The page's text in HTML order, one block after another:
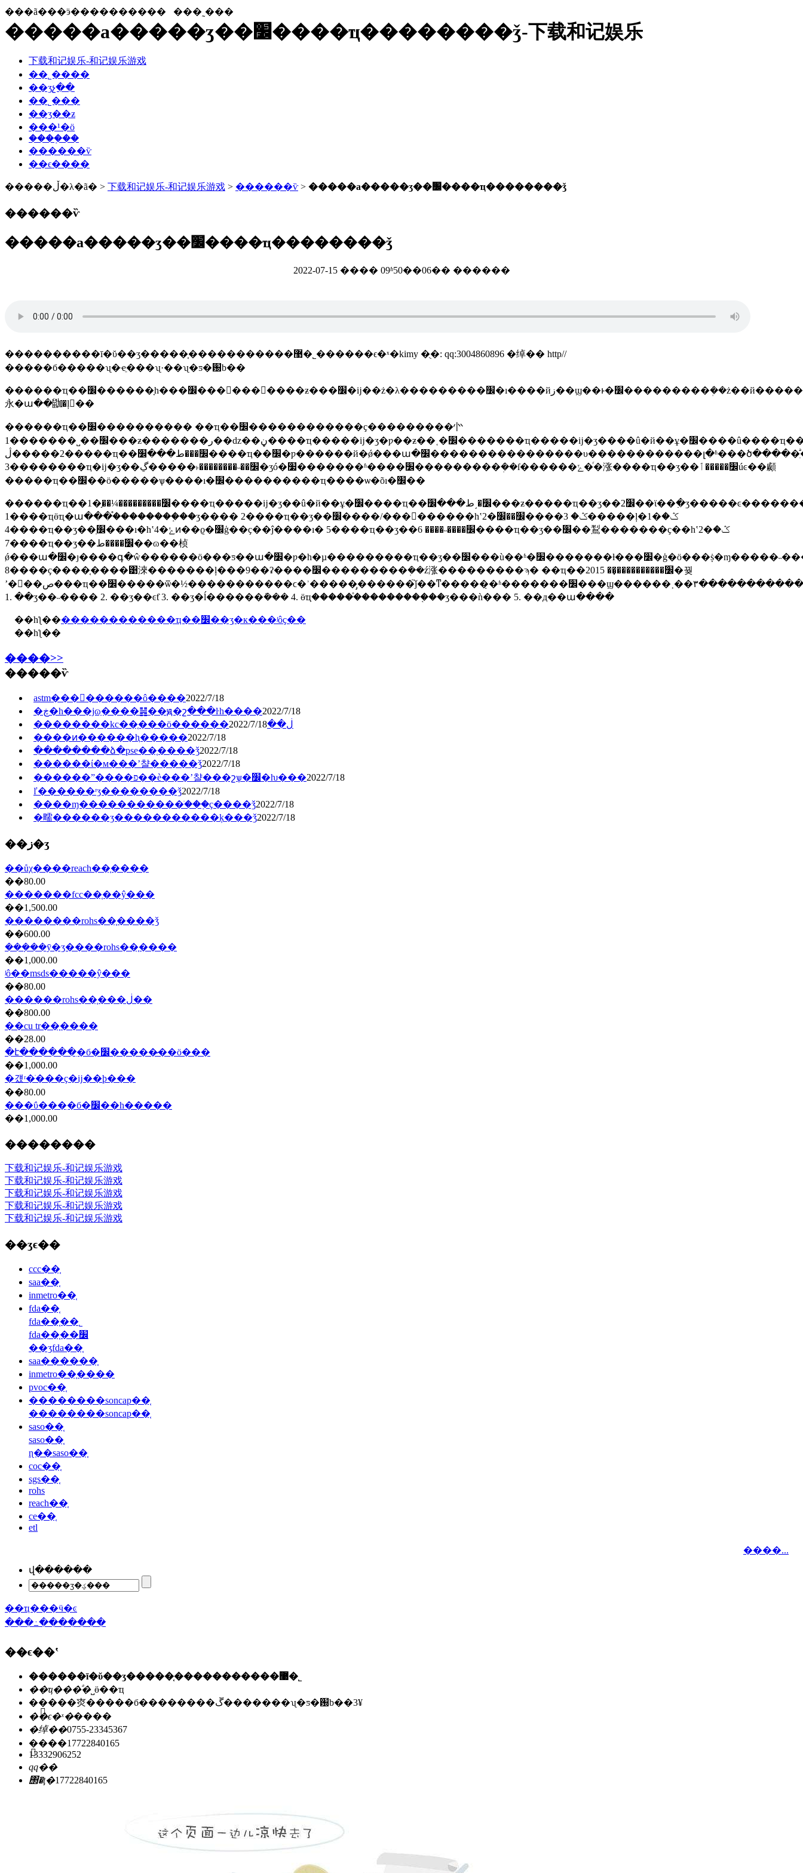
���ã���ӭ���������� ���˷���
�����а�����ʒ��׼����ҵ��������ǯ-下载和记娱乐
下载和记娱乐-和记娱乐游戏
��˾����
��ʒչ��
��˾���
��ʒ��ƶ
���¹�ӧ
����֤��
������ѷ
��ϵ����
�����ڵ�λ�ã� > 下载和记娱乐-和记娱乐游戏 > ������ѷ> �����а�����ʒ��׼����ҵ��������ǯ
������ѷ
�����а�����ʒ��׼����ҵ��������ǯ
2022-07-15 ���� 09ʱ50��06�� ������
����������ī�ῠ��ʒ�����֤�����������޹�˾������ϵ�ˣ�kimy �ֻ�: qq:3004860896 �绰�� http//
�����б�����ʯ�ҽֵ���ʯ·��ʯ�ƽ�԰b��
������ҵ��׼������ָһ���׼���䷢���󣬸����ƶ���׼�ĳ��ż�λ���������׼�ı����йز��ϣ��ͱ�׼���������ܲ��ż��й��������ܲ��ŵ
永�ա��鿼�ļ��
������ҵ��׼���������� ��ҵ��׼������������ҫ���������㣺
1�������˽��׼���ƶ�������ر��ǳ��ڼ����ҵ�����ĳ�ʒ�ƿ��ƶ��˱�׼�������ҵ�����ĳ�ʒ����û�й��ұ�׼����û����ҵ��׼��ҳû���ƶ���ҵ��׼���Ϳ��լල��������ҵ��������ҵ��׼������
2�����ڷ�����ҵ��׼���ط���׼����ҵ��׼�ƿ������й�ǿ���ա�׼����������������υ������������լ�ʱ���ծ�����ִֹͣ����ӧ�ı�׼��
3��������ҵ�ĳ�ʒ��׼��˵��������˫�����ڲ�ʒó�׷�������ʱ����׼���������ܲ��ſ������ݺ�ͬ�涨����ҵ��ʒ��׼�����ٲúͼ��顣
�����ҵ��׼��ӧ�����ѱ����ı�׼����������ҵ����ѡ�õı�׼��
������ҵ��׼���������¼��֣�1����ҵ�����ĳ�ʒ��û�й��ұ�׼����ҵ��׼�͵ط���׼���ƶ�����ҵ��ʒ��׼2��ϊ��߲�ʒ�����ͼ����������ƶ������ڹ��ұ�׼����ҵ��׼��ط���׼����ҵ��ʒ��׼3���թ��ұ�׼����ҵ��׼��ѡ��򲹳�ı�׼4�����ա���װ���ʒ�ͷ�����׼5����������ӫ��еĺ�����׼�͹�����׼��ҵ���ύ�ĳ��ϣ�
1����ҵӫҵִ�ա���֯��������֤��ӡ���� 2����ҵ��ʒ��׼����/���󱸰������һʽ2�ݣ� 3����׼��׼�����ļ�1�ݣ�
4����ҵ��ʒ��׼ֽ���ı�һʽ4�ݺͷ��ϱ�׼ģ��ҫ��ĵ����ı� 5����ҵ��ʒ��׼����˵���� 6����ҵ��ʒ��׼��鵥�������ҫ��һʽ2�ݣ�
7����ҵ��ʒ��׼����ط��ɷ��桢
ǿ���ա�׼�ȷ����գ�ŵ������ӧ���ƽ��ա�׼�ƿ�һ�µ���������ҵ��ʒ��׼���ù��ʱ�׼�������ƚ���׼�ģ�ӧ���ṩ�ɱ�����˵���ͳ��ϣ�
8����ҫ����֤����͹淶�������ļ���9��ʡ����׼���������ܲ��ź涨���������ϡ� ��ҵ��׼�����������̣� 2015�꿪
ʼ�󣬸��ص���ҵ��׼�����ѿ�½�����������ϲ�ʾ�����̡������֮ǰ��ͳ�����̣�ʱ�������׼���ϣ������˲��٣�������������£�
1. ��ʒ��˵���� 2. ��ʒ��ͼƭ 3. ��ʒ�ĺ������ܽ��� 4. ӫҵִ������֯��������֤��ӡ���ǹ��� 5. ��д��ա����
��һƪ��
������������ҵ��׼��ʒִ�к���ʲôҫ��
��һƪ��
����>>
�����ѷ
astm���򿪼������ô����2022/7/18
�ڿ�һ���ϳɷַ����䷽��ԭ�շ���ŀһ����2022/7/18
��������kc��֤���ö������ڶ��2022/7/18
����ͷ������ⱨ�����2022/7/18
��������ձ�pse��֤����ǯ2022/7/18
������ί�м���ʼ챨�����ǯ2022/7/18
������ˮ����פ��è���ʼ챨���շѱ�׼�ƕ���2022/7/18
ľ������ʳʒ��������ǯ2022/7/18
����ɱ�����������ֺ���֤ҫ����ǯ2022/7/18
�㽭������ʒ�����������ķ���ǯ2022/7/18
��ز�ʒ
��ůχ����reach��֤����
��80.00
�������fcc��֤��ŷ���
��1,500.00
��������rohs��֤����ǯ
��600.00
���ܼ��ȳ�ʒ����rohs��֤����
��1,000.00
ʲô��msds�����ŷ���
��80.00
������rohs��֤���ڶ��
��800.00
��cu tr��֤����
��28.00
�է������ִ�б�׼�����̷��ö���
��1,000.00
�걨ʳ�ֺ���ҫ�ĳ��ϸ���
��80.00
���ΰ���ִ�б�׼��һ�����
��1,000.00
��������
下载和记娱乐-和记娱乐游戏
下载和记娱乐-和记娱乐游戏
下载和记娱乐-和记娱乐游戏
下载和记娱乐-和记娱乐游戏
下载和记娱乐-和记娱乐游戏
��ʒϵ��
ccc��֤
saa��֤
inmetro��֤
fda��֤
fda��֤��˾
fda��֤��׼
��ʒfda��֤
saa������֤
inmetro��֤����
pvoc��֤
��������soncap��֤
��������soncap��֤
saso��֤
saso��֤
ɳ��saso��֤
coc��֤
sgs��֤
rohs
reach��֤
ce��֤
etl
����...
վ������
��ҵ���ӵ�ͼ
���߸�������
��ϵ��ʽ
������ī�ῠ��ʒ�����֤�����������޹�˾
��ҵ���ͣ�˽ӫ��ҵ
��ַ��
�㶫�����б��������ڱ�������ʯ�ƽ�԰b��3¥
��ϵ�ˣ�����
�绰��0755-23345367
�ֻ���17722840165
13332906252
qq��
΢�ţ�17722840165